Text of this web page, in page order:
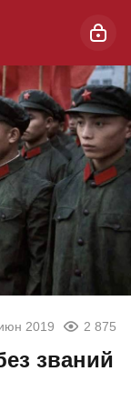
2019 2 875
званий